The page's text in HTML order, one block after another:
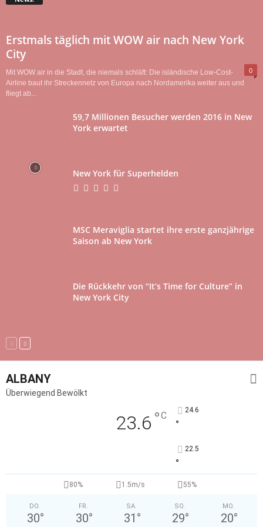
Erstmals täglich mit WOW air nach New York
City
0
Mit WOW air in die Stadt, die niemals schläft: Die isländische Low-Cost-
Airline baut ihr Streckennetz von Europa nach Nordamerika weiter aus und
fliegt ab...
59,7 Millionen Besucher werden 2016 in New
York erwartet
New York für Superhelden
MSC Meraviglia startet ihre erste ganzjährige
Saison ab New York
Die Rückkehr von “It’s Time for Culture” in
New York City
ALBANY
Überwiegend Bewölkt
23.6 °C 24.6
°
22.5
°
80% 1.5m/s 55%
DO.
30°
FR.
30°
SA.
31 °
SO.
29°
MO.
20°